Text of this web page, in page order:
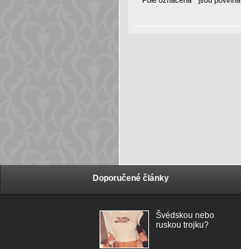
Doporučené články
Švédskou nebo
ruskou trojku?